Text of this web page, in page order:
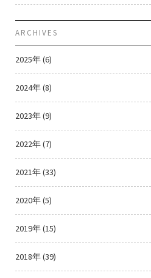
ARCHIVES
2025年 (6)
2024年 (8)
2023年 (9)
2022年 (7)
2021年 (33)
2020年 (5)
2019年 (15)
2018年 (39)